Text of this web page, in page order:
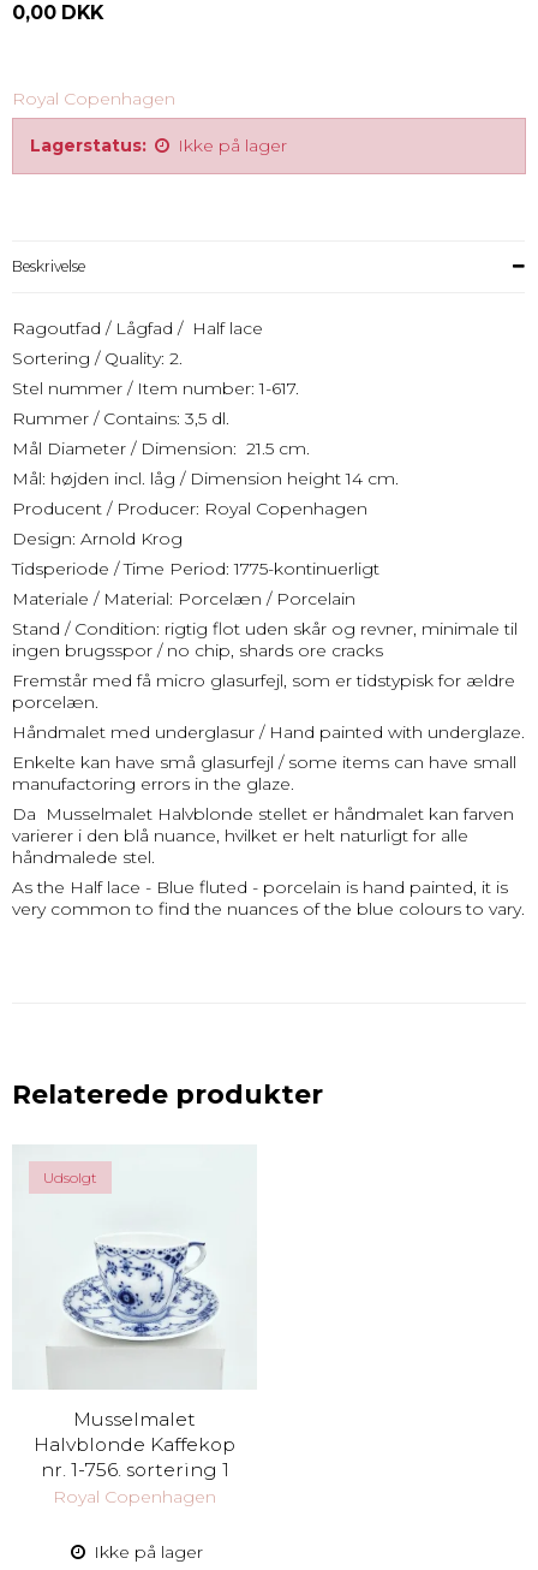
0,00 DKK
Royal Copenhagen
Lagerstatus: Ikke på lager
Beskrivelse
Ragoutfad / Lågfad / Half lace
Sortering / Quality: 2.
Stel nummer / Item number: 1-617.
Rummer / Contains: 3,5 dl.
Mål Diameter / Dimension: 21.5 cm.
Mål: højden incl. låg / Dimension height 14 cm.
Producent / Producer: Royal Copenhagen
Design: Arnold Krog
Tidsperiode / Time Period: 1775-kontinuerligt
Materiale / Material: Porcelæn / Porcelain
Stand / Condition: rigtig flot uden skår og revner, minimale til
ingen brugsspor / no chip, shards ore cracks
Fremstår med få micro glasurfejl, som er tidstypisk for ældre
porcelæn.
Håndmalet med underglasur / Hand painted with underglaze.
Enkelte kan have små glasurfejl / some items can have small
manufactoring errors in the glaze.
Da Musselmalet Halvblonde stellet er håndmalet kan farven
varierer i den blå nuance, hvilket er helt naturligt for alle
håndmalede stel.
As the Half lace - Blue fluted - porcelain is hand painted, it is
very common to find the nuances of the blue colours to vary.
Relaterede produkter
Udsolgt
Musselmalet
Halvblonde Kaffekop
nr. 1-756. sortering 1
Royal Copenhagen
Ikke på lager